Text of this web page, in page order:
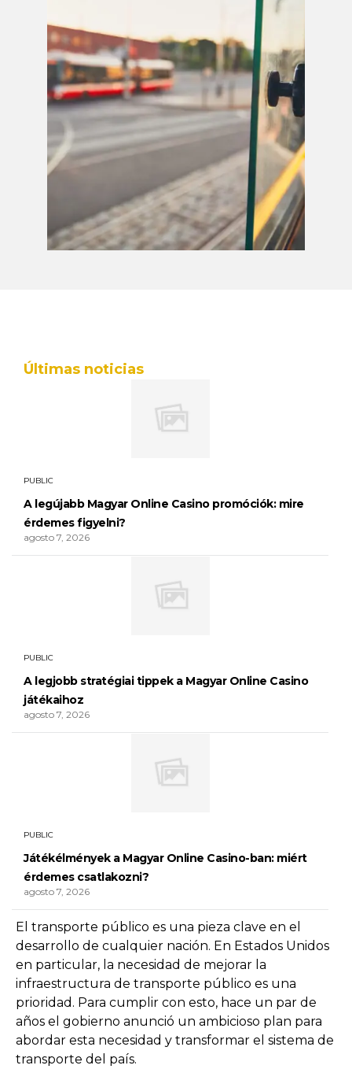
El transporte público es una pieza clave en el
desarrollo de cualquier nación. En Estados Unidos
en particular, la necesidad de mejorar la
infraestructura de transporte público es una
prioridad. Para cumplir con esto, hace un par de
años el gobierno anunció un ambicioso plan para
abordar esta necesidad y transformar el sistema de
transporte del país.
Últimas noticias
PUBLIC
A legújabb Magyar Online Casino promóciók: mire
érdemes figyelni?
agosto 7, 2026
PUBLIC
A legjobb stratégiai tippek a Magyar Online Casino
játékaihoz
agosto 7, 2026
PUBLIC
Játékélmények a Magyar Online Casino-ban: miért
érdemes csatlakozni?
agosto 7, 2026